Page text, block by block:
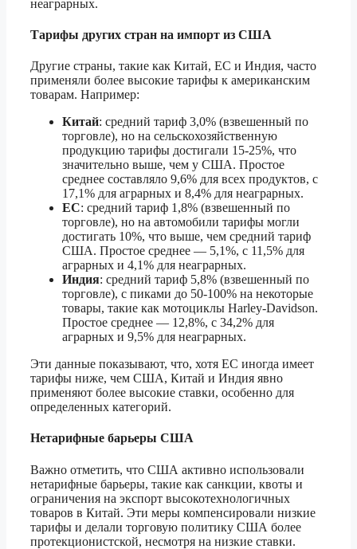
неаграрных.
Тарифы других стран на импорт из США
Другие страны, такие как Китай, ЕС и Индия, часто
применяли более высокие тарифы к американским
товарам. Например:
Китай: средний тариф 3,0% (взвешенный по
торговле), но на сельскохозяйственную
продукцию тарифы достигали 15-25%, что
значительно выше, чем у США. Простое
среднее составляло 9,6% для всех продуктов, с
17,1% для аграрных и 8,4% для неаграрных.
ЕС: средний тариф 1,8% (взвешенный по
торговле), но на автомобили тарифы могли
достигать 10%, что выше, чем средний тариф
США. Простое среднее — 5,1%, с 11,5% для
аграрных и 4,1% для неаграрных.
Индия: средний тариф 5,8% (взвешенный по
торговле), с пиками до 50-100% на некоторые
товары, такие как мотоциклы Harley-Davidson.
Простое среднее — 12,8%, с 34,2% для
аграрных и 9,5% для неаграрных.
Эти данные показывают, что, хотя ЕС иногда имеет
тарифы ниже, чем США, Китай и Индия явно
применяют более высокие ставки, особенно для
определенных категорий.
Нетарифные барьеры США
Важно отметить, что США активно использовали
нетарифные барьеры, такие как санкции, квоты и
ограничения на экспорт высокотехнологичных
товаров в Китай. Эти меры компенсировали низкие
тарифы и делали торговую политику США более
протекционистской, несмотря на низкие ставки.